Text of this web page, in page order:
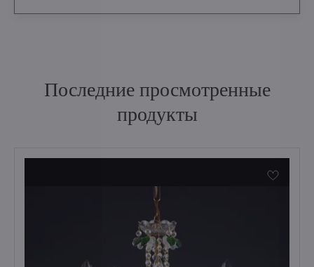
Последние просмотренные
продукты